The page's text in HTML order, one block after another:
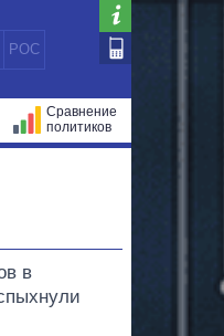
РОС
Сравнение
политиков
в